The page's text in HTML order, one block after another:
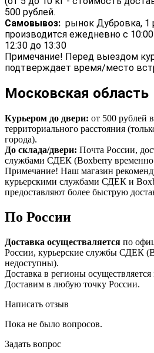
500 рублей.
Самовывоз: рынок Дубровка, 1
производится ежедневно с
12:30 до 13:30
Примечание! Перед выездом
подтверждает время/место
Московская область
Курьером до двери: от 500 рублей
территориального расстояния
города).
До склада/двери: Почта России,
службами СДЕК (Boxberry временно
Примечание! Наш магазин
курьерскими службами СДЕК и
предоставляют более быструю
По России
Доставка осуществаляется по
России, курьерские службы СДЕК
недоступны).
Доставка в регионы
Доставим в любую точку России.
Написать отзыв
Пока не было вопросов.
Задать вопрос